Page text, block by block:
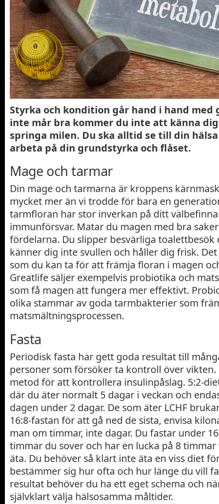
Styrka och kondition går hand i hand med
inte mår bra kommer du inte att känna
springa milen. Du ska alltid se till din
arbeta på din grundstyrka och flåset.
Mage och tarmar
Din mage och tarmarna är kroppens
mycket mer än vi trodde för bara en
tarmfloran har stor inverkan på ditt
immunförsvar. Matar du magen med bra
fördelarna. Du slipper besvärliga toalettbesök
känner dig inte svullen och håller dig frisk.
som du kan ta för att främja floran i magen
Greatlife säljer exempelvis probiotika och
som få magen att fungera mer effektivt.
olika stammar av goda tarmbakterier som
matsmältningsprocessen.
Fasta
Periodisk fasta har gett goda resultat till
personer som försöker ta kontroll över vikten.
metod för att kontrollera insulinpåslag. 5:2-
där du äter normalt 5 dagar i veckan och
dagen under 2 dagar. De som äter LCHF
16:8-fastan för att gå ned de sista, envisa
man om timmar, inte dagar. Du fastar under
timmar du sover och har en lucka på 8
äta. Du behöver så klart inte äta en viss diet
bestämmer sig hur ofta och hur länge du vill
resultat behöver du ha ett eget schema och
självklart välja hälsosamma måltider.